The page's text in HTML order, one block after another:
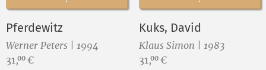
Pferdewitz
Werner Peters | 1994
Preis:
31,00 €
Kuks, David
Klaus Simon | 1983
Preis:
31,00 €